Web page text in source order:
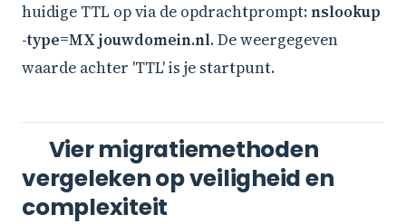
huidige TTL op via de opdrachtprompt:nslookup
-type=MX jouwdomein.nl. De weergegeven
waarde achter 'TTL' is je startpunt.
Vier migratiemethoden
vergeleken op veiligheid en
complexiteit